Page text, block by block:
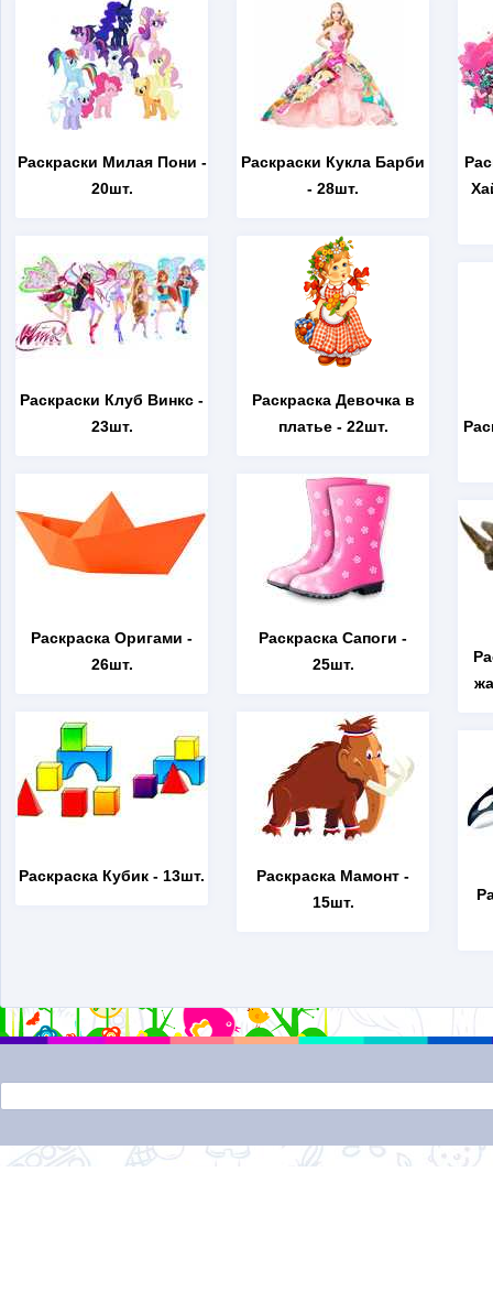
Раскраски Милая Пони -
20шт.
Раскраски Клуб Винкс -
23шт.
Раскраска Оригами -
26шт.
Раскраска Кубик - 13шт.
Раскраски Кукла Барби
- 28шт.
Раскраска Девочка в
платье- 22шт.
Раскраска Сапоги -
25шт.
Раскраска Мамонт -
15шт.